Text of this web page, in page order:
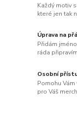
Každý motiv
které jen tak
Úprava na
Přidám
ráda
Osobní
Pomohu
pro Váš